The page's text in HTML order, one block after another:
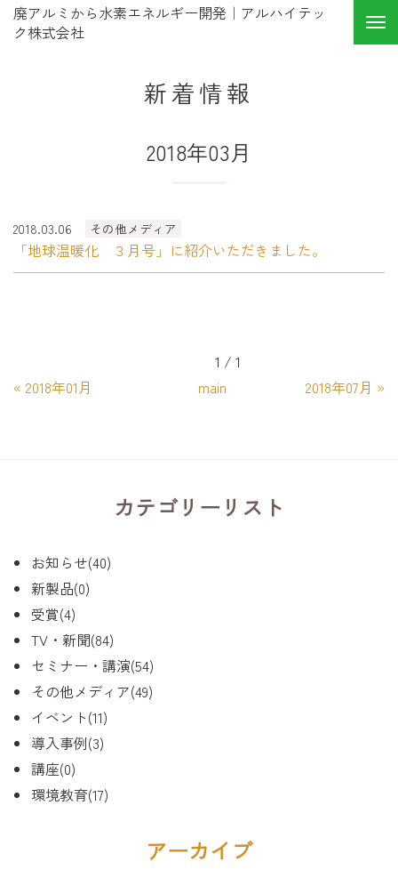
廃アルミから水素エネルギー開発｜アルハイテッ
ク株式会社
新着情報
2018年03月
2018.03.06 その他メディア
「地球温暖化 ３月号」に紹介いただきました。
1 / 1
« 2018年01月 main 2018年07月 »
カテゴリーリスト
お知らせ(40)
新製品(0)
受賞(4)
TV・新聞(84)
セミナー・講演(54)
その他メディア(49)
イベント(11)
導入事例(3)
講座(0)
環境教育(17)
アーカイブ